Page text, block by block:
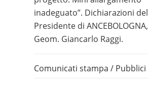
inadeguato”. Dichiarazioni del
Presidente di ANCEBOLOGNA,
Geom. Giancarlo Raggi.
Comunicati stampa / Pubblici